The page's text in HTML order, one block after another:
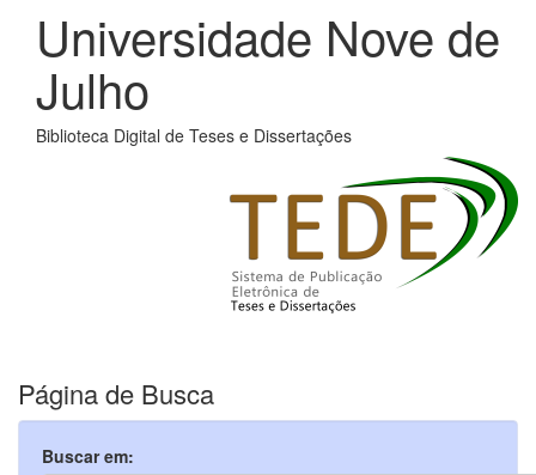
Universidade Nove de
Julho
Biblioteca Digital de Teses e Dissertações
Página de Busca
Buscar em: